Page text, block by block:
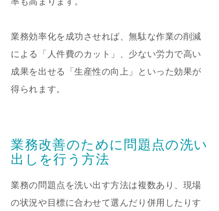
業務効率化を成功させれば、無駄な作業の削減
による「人件費のカット」、少ない労力で高い
成果を出せる「生産性の向上」といった効果が
得られます。
業務改善のために問題点の洗い
出しを行う方法
業務の問題点を洗い出す方法は複数あり、現場
の状況や目標に合わせて選んだり併用したりす